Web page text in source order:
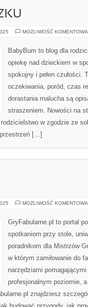
MOŻLIWOŚĆ
BabyBum to blog dla
opiekę nad dzieckiem w
spokojny i pełen czułości.
oczekiwania, poród, czas
dorastania malucha są
straszeniem. Nowości na
w zgodzie ze
[…]
MOŻLIWOŚĆ
GryFabularne.pl to portal
spotkaniom przy stole,
poradnikom dla Mistrzów
w którym zamiłowanie do
narzędziami
profesjonalnym poziomie,
znajdziesz